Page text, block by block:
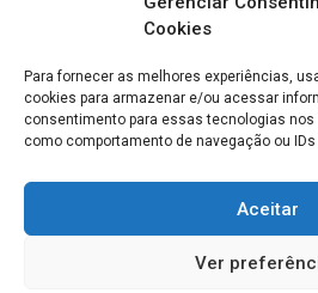
Cookies
Para fornecer as melhores experiências,
cookies para armazenar e/ou acessar
consentimento para essas tecnologias nos
como comportamento de navegação ou
Aceitar
Ver
Ribeirão Preto –
às salas de aula dos
JULHO 14, 2026
Entre em